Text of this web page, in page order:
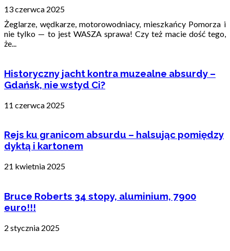
13 czerwca 2025
Żeglarze, wędkarze, motorowodniacy, mieszkańcy Pomorza i
nie tylko — to jest WASZA sprawa! Czy też macie dość tego,
że...
Historyczny jacht kontra muzealne absurdy –
Gdańsk, nie wstyd Ci?
11 czerwca 2025
Rejs ku granicom absurdu – halsując pomiędzy
dyktą i kartonem
21 kwietnia 2025
Bruce Roberts 34 stopy, aluminium, 7900
euro!!!
2 stycznia 2025